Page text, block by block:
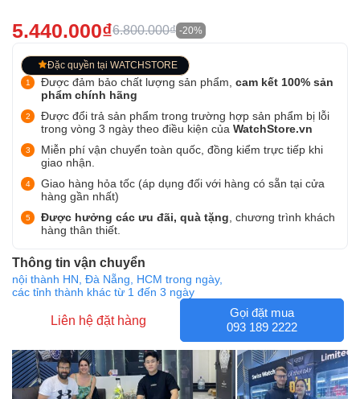
5.440.000₫6.800.000₫ -20%
Đặc quyền tại WATCHSTORE
Được đảm bảo chất lượng sản phẩm, cam kết 100% sản
phẩm chính hãng
Được đổi trả sản phẩm trong trường hợp sản phẩm bị lỗi
trong vòng 3 ngày theo điều kiện của WatchStore.vn
Miễn phí vận chuyển toàn quốc, đồng kiểm trực tiếp khi
giao nhận.
Giao hàng hỏa tốc (áp dụng đối với hàng có sẵn tại cửa
hàng gần nhất)
Được hưởng các ưu đãi, quà tặng , chương trình khách
hàng thân thiết.
Thông tin vận chuyển
nội thành HN, Đà Nẵng, HCM trong ngày,
các tỉnh thành khác từ 1 đến 3 ngày
Liên hệ đặt hàng
Gọi đặt mua
093 189 2222